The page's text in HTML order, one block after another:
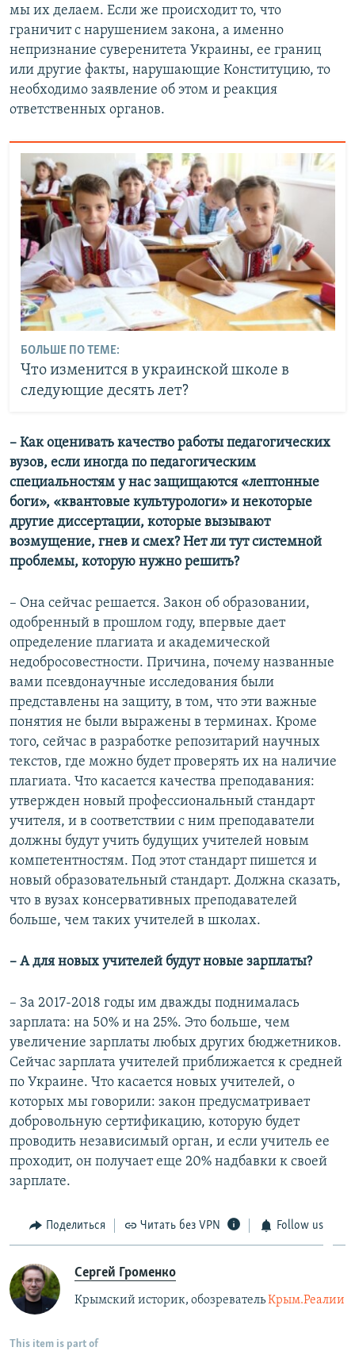
мы их делаем. Если же происходит то, что
граничит с нарушением закона, а именно
непризнание суверенитета Украины, ее границ
или другие факты, нарушающие Конституцию, то
необходимо заявление об этом и реакция
ответственных органов.
БОЛЬШЕ ПО ТЕМЕ:
Что изменится в украинской школе в
следующие десять лет?
– Как оценивать качество работы педагогических
вузов, если иногда по педагогическим
специальностям у нас защищаются «​лептонные
боги», «​квантовые культурологи» и некоторые
другие диссертации, которые вызывают
возмущение, гнев и смех? Нет ли тут системной
проблемы, которую нужно решить?
– Она сейчас решается. Закон об образовании,
одобренный в прошлом году, впервые дает
определение плагиата и академической
недобросовестности. Причина, почему названные
вами псевдонаучные исследования были
представлены на защиту, в том, что эти важные
понятия не были выражены в терминах. Кроме
того, сейчас в разработке репозитарий научных
текстов, где можно будет проверять их на наличие
плагиата. Что касается качества преподавания:
утвержден новый профессиональный стандарт
учителя, и в соответствии с ним преподаватели
должны будут учить будущих учителей новым
компетентностям. Под этот стандарт пишется и
новый образовательный стандарт. Должна сказать,
что в вузах консервативных преподавателей
больше, чем таких учителей в школах.
– А для новых учителей будут новые зарплаты?
– За 2017-2018 годы им дважды поднималась
зарплата: на 50% и на 25%. Это больше, чем
увеличение зарплаты любых других бюджетников.
Сейчас зарплата учителей приближается к средней
по Украине. Что касается новых учителей, о
которых мы говорили: закон предусматривает
добровольную сертификацию, которую будет
проводить независимый орган, и если учитель ее
проходит, он получает еще 20% надбавки к своей
зарплате.
Поделиться Читать без VPN Follow us
Сергей Громенко
Крымский историк, обозревательКрым.Реалии
This item is part of